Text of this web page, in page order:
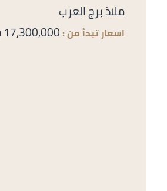
ملاذ برج العرب
اسعار تبدأ من : 17,300,000 جنية